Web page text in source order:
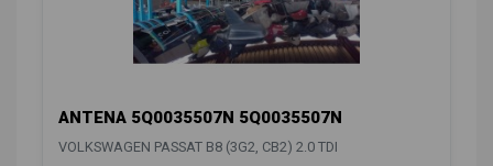
ANTENA 5Q0035507N 5Q0035507N
VOLKSWAGEN PASSAT B8 (3G2, CB2) 2.0 TDI